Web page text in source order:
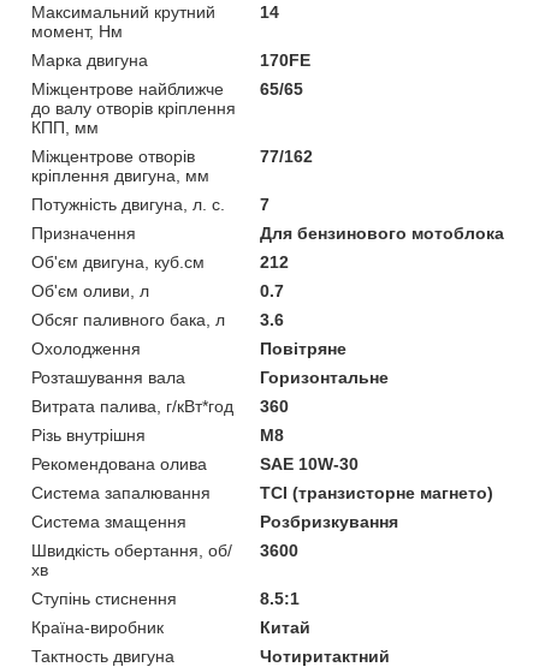
Максимальний крутний
момент, Нм
14
Марка двигуна
170FE
Міжцентрове найближче
до валу отворів кріплення
КПП, мм
65/65
Міжцентрове отворів
кріплення двигуна, мм
77/162
Потужність двигуна, л. с.
7
Призначення
Для бензинового мотоблока
Об'єм двигуна, куб.см
212
Об'єм оливи, л
0.7
Обсяг паливного бака, л
3.6
Охолодження
Повітряне
Розташування вала
Горизонтальне
Витрата палива, г/кВт*год
360
Різь внутрішня
М8
Рекомендована олива
SAE 10W-30
Система запалювання
TCI (транзисторне магнето)
Система змащення
Розбризкування
Швидкість обертання, об/
хв
3600
Ступінь стиснення
8.5:1
Країна-виробник
Китай
Тактность двигуна
Чотиритактний